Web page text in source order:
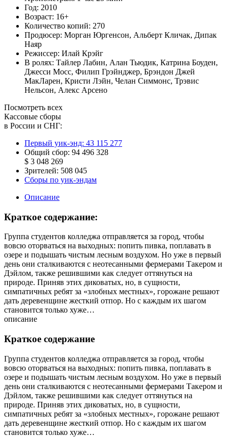
Год: 2010
Возраст: 16+
Количество копий: 270
Продюсер: Морган Юргенсон, Альберт Кличак, Дипак
Наяр
Режиссер: Илай Крэйг
В ролях: Тайлер Лабин, Алан Тьюдик, Катрина Боуден,
Джесси Мосс, Филип Грэйнджер, Брэндон Джей
МакЛарен, Кристи Лэйн, Челан Симмонс, Трэвис
Нельсон, Алекс Арсено
Посмотреть всех
Кассовые сборы
в России и СНГ:
Первый уик-энд: 43 115 277
Общий сбор: 94 496 328
$ 3 048 269
Зрителей: 508 045
Сборы по уик-эндам
Описание
Краткое содержание:
Группа студентов колледжа отправляется за город, чтобы
вовсю оторваться на выходных: попить пивка, поплавать в
озере и подышать чистым лесным воздухом. Но уже в первый
день они сталкиваются с неотесанными фермерами Такером и
Дэйлом, также решившими как следует оттянуться на
природе. Приняв этих диковатых, но, в сущности,
симпатичных ребят за «злобных местных», горожане решают
дать деревенщине жесткий отпор. Но с каждым их шагом
становится только хуже…
описание
Краткое содержание
Группа студентов колледжа отправляется за город, чтобы
вовсю оторваться на выходных: попить пивка, поплавать в
озере и подышать чистым лесным воздухом. Но уже в первый
день они сталкиваются с неотесанными фермерами Такером и
Дэйлом, также решившими как следует оттянуться на
природе. Приняв этих диковатых, но, в сущности,
симпатичных ребят за «злобных местных», горожане решают
дать деревенщине жесткий отпор. Но с каждым их шагом
становится только хуже…